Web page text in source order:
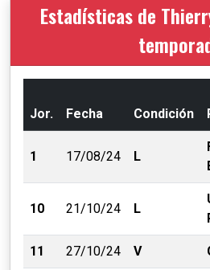
Estadísticas de
Jor. Fecha Condición
1 17/08/24 L
10 21/10/24 L
11 27/10/24 V